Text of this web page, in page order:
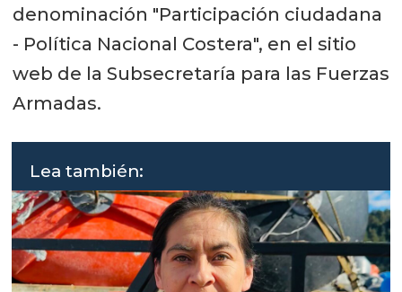
denominación "Participación ciudadana
- Política Nacional Costera", en el sitio
web de la Subsecretaría para las Fuerzas
Armadas.
Lea también: